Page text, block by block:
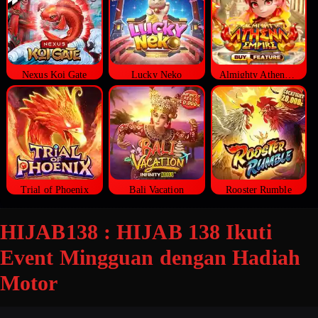
Nexus Koi Gate Lucky Neko Almighty Athena Empire
Trial of Phoenix Bali Vacation Rooster Rumble
HIJAB138 : HIJAB 138 Ikuti
Event Mingguan dengan Hadiah
Motor